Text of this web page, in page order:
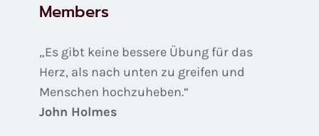
Members
„Es gibt keine bessere Übung für das
Herz, als nach unten zu greifen und
Menschen hochzuheben.“
John Holmes